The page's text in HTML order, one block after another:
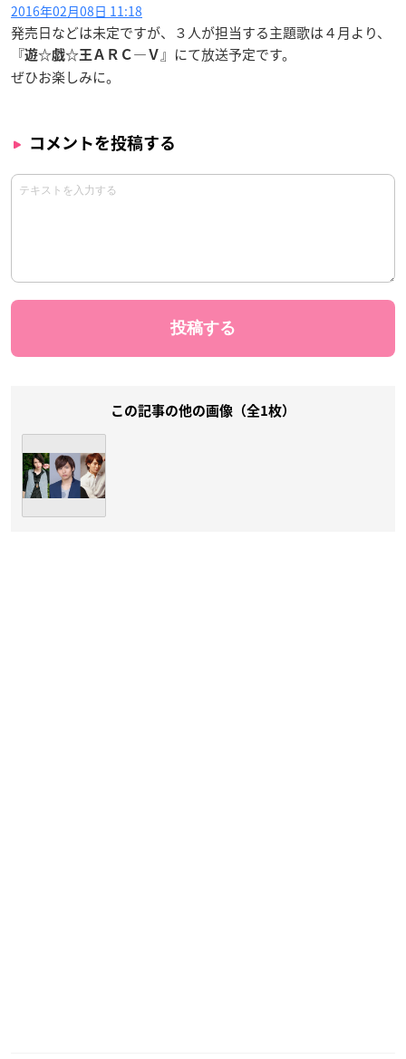
2016年02月08日 11:18
発売日などは未定ですが、３人が担当する主題歌は４月より、
『遊☆戯☆王ＡＲＣ―Ｖ』にて放送予定です。
ぜひお楽しみに。
コメントを投稿する
この記事の他の画像（全1枚）